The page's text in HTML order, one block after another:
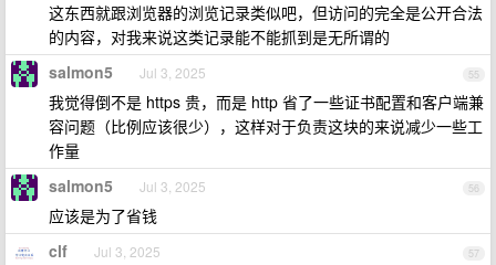
这东西就跟浏览器的浏览记录类似吧，但访问的完全是公开合法
的内容，对我来说这类记录能不能抓到是无所谓的
55
salmon5 Jul 3, 2025
我觉得倒不是 https 贵，而是 http 省了一些证书配置和客户端兼
容问题（比例应该很少），这样对于负责这块的来说减少一些工
作量
56
salmon5 Jul 3, 2025
应该是为了省钱
57
clf Jul 3, 2025